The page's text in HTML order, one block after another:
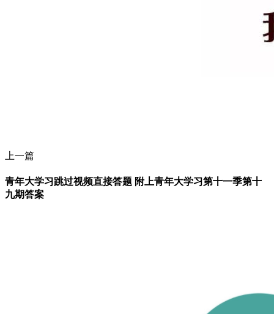
上一篇
青年大学习跳过视频直接答题 附上青年大学习第十一季第十
九期答案